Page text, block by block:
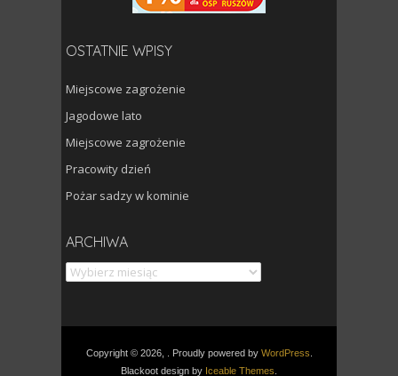
OSTATNIE WPISY
Miejscowe zagrożenie
Jagodowe lato
Miejscowe zagrożenie
Pracowity dzień
Pożar sadzy w kominie
ARCHIWA
Archiwa
Copyright © 2026, . Proudly powered by WordPress
Blackoot design by Iceable Themes